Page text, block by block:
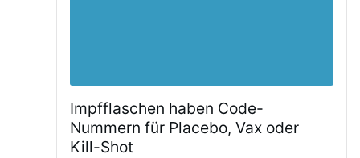
Mehr
Impfflaschen haben Code-
Nummern für Placebo, Vax oder
Kill-Shot